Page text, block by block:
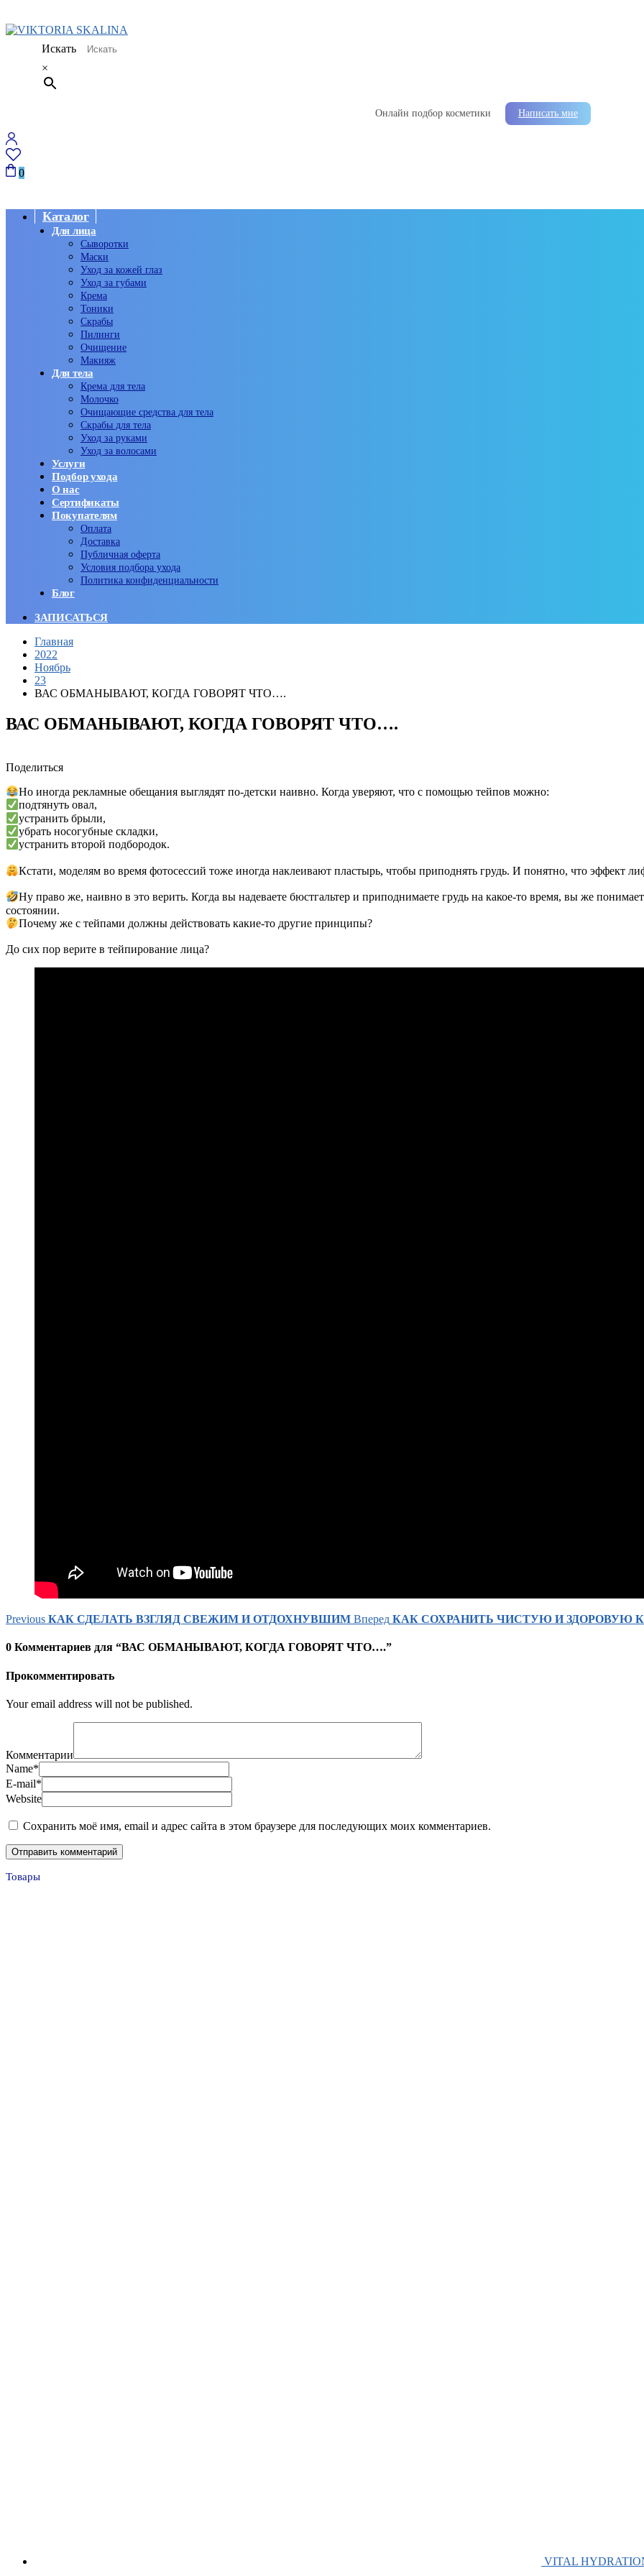
Искать
×
Онлайн подбор косметики Написать мне
0
Каталог
Для лица
Сыворотки
Маски
Уход за кожей глаз
Уход за губами
Крема
Тоники
Скрабы
Пилинги
Очищение
Макияж
Для тела
Крема для тела
Молочко
Очищающие средства для тела
Скрабы для тела
Уход за руками
Уход за волосами
Услуги
Подбор ухода
О нас
Сертификаты
Покупателям
Оплата
Доставка
Публичная оферта
Условия подбора ухода
Политика конфиденциальности
Блог
ЗАПИСАТЬСЯ
Главная
2022
Ноябрь
23
ВАС ОБМАНЫВАЮТ, КОГДА ГОВОРЯТ ЧТО….
ВАС ОБМАНЫВАЮТ, КОГДА ГОВОРЯТ ЧТО….
Поделиться
Но иногда рекламные обещания выглядят по-детски наивно. Когда уверяют, что с помощью тейпов можно:
подтянуть овал,
устранить брыли,
убрать носогубные складки,
устранить второй подбородок.
Кстати, моделям во время фотосессий тоже иногда наклеивают пластырь, чтобы приподнять грудь. И понятно, что эффект
Ну право же, наивно в это верить. Когда вы надеваете бюстгальтер и приподнимаете грудь на какое-то время, вы же
состоянии.
Почему же с тейпами должны действовать какие-то другие принципы?
До сих пор верите в тейпирование лица?
Previous КАК СДЕЛАТЬ ВЗГЛЯД СВЕЖИМ И ОТДОХНУВШИМ Вперед КАК СОХРАНИТЬ ЧИСТУЮ И ЗДОРОВУЮ
0 Комментариев для “ВАС ОБМАНЫВАЮТ, КОГДА ГОВОРЯТ ЧТО….”
Прокомментировать
Your email address will not be published.
Комментарии
Name*
E-mail*
Website
Сохранить моё имя, email и адрес сайта в этом браузере для последующих моих комментариев.
Товары
VITAL